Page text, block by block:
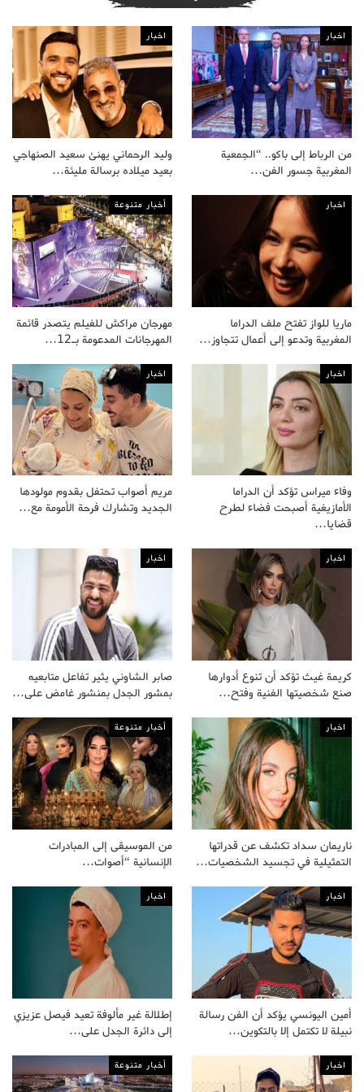
اخبار
من الرباط إلى باكو.. “الجمعية
المغربية جسور الفن…
اخبار
وليد الرحماني يهنئ سعيد الصنهاجي
بعيد ميلاده برسالة مليئة…
اخبار
ماريا للواز تفتح ملف الدراما
المغربية وتدعو إلى أعمال تتجاوز…
أخبار متنوعة
مهرجان مراكش للفيلم يتصدر قائمة
المهرجانات المدعومة بـ12…
اخبار
وفاء ميراس تؤكد أن الدراما
الأمازيغية أصبحت فضاء لطرح
قضايا…
اخبار
مريم أصواب تحتفل بقدوم مولودها
الجديد وتشارك فرحة الأمومة مع…
اخبار
كريمة غيث تؤكد أن تنوع أدوارها
صنع شخصيتها الفنية وفتح…
اخبار
صابر الشاوني يثير تفاعل متابعيه
بمشور الجدل بمنشور غامض على…
اخبار
ناريمان سداد تكشف عن قدراتها
التمثيلية في تجسيد الشخصيات…
أخبار متنوعة
من الموسيقى إلى المبادرات
الإنسانية “أصوات…
اخبار
أمين اليونسي يؤكد أن الفن رسالة
نبيلة لا تكتمل إلا بالتكوين…
اخبار
إطلالة غير مألوفة تعيد فيصل عزيزي
إلى دائرة الجدل على…
اخبار أخبار متنوعة